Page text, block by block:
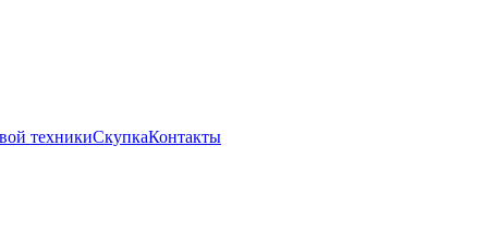
техникиСкупкаКонтакты